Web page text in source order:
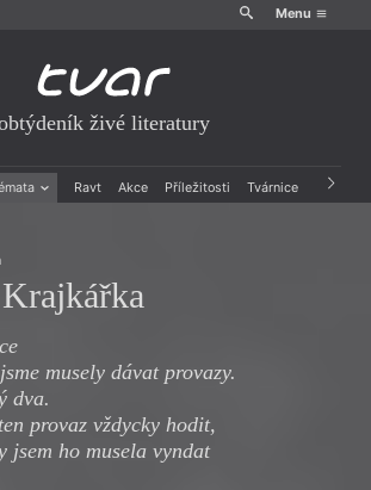
Menu
živé literatury
Ravt Akce Příležitosti Tvárnice Archiv
musely dávat provazy.
dva.
provaz vždycky hodit,
jsem ho musela vyndat